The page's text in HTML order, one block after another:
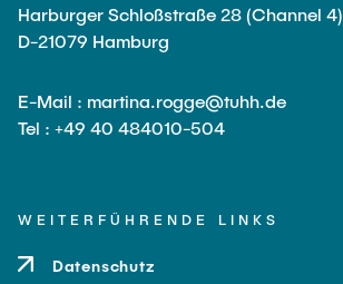
Harburger Schloßstraße 28 (Channel 4)
D-21079 Hamburg
E-Mail : martina.rogge@tuhh.de
Tel : +49 40 484010-504
WEITERFÜHRENDE LINKS
Datenschutz